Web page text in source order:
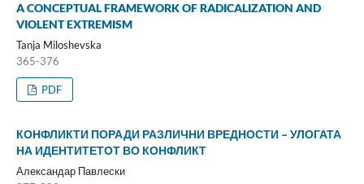
A CONCEPTUAL FRAMEWORK OF RADICALIZATION AND
VIOLENT EXTREMISM
Tanja Miloshevska
365-376
PDF
КОНФЛИКТИ ПОРАДИ РАЗЛИЧНИ ВРЕДНОСТИ – УЛОГАТА
НА ИДЕНТИТЕТОТ ВО КОНФЛИКТ
Александар Павлески